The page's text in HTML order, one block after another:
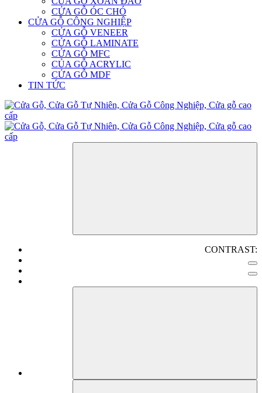
CỬA GỖ ÓC CHÓ
CỬA GỖ CÔNG NGHIỆP
CỬA GỖ VENEER
CỬA GỖ LAMINATE
CỬA GỖ MFC
CỦA GỖ ACRYLIC
CỬA GỖ MDF
TIN TỨC
CONTRAST: